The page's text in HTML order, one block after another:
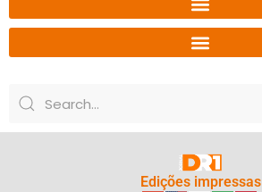
Edições impressas